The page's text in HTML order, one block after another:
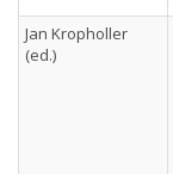
Jan Kropholler
(ed.)